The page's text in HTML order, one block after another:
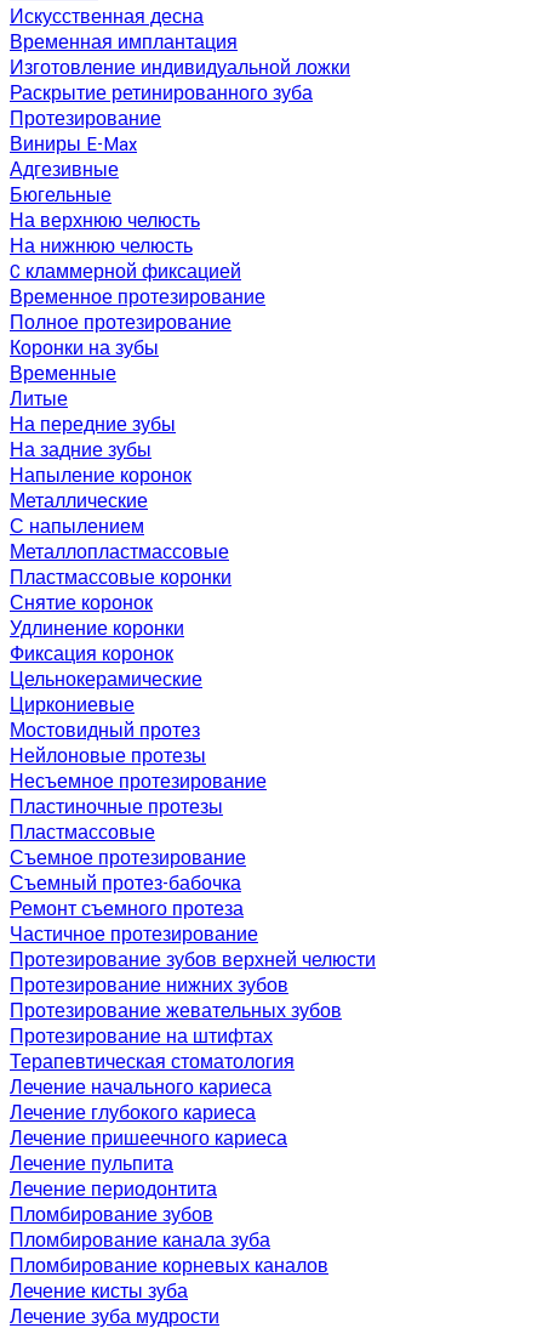
Искусственная десна
Временная имплантация
Изготовление индивидуальной ложки
Раскрытие ретинированного зуба
Протезирование
Виниры E-Max
Адгезивные
Бюгельные
На верхнюю челюсть
На нижнюю челюсть
C кламмерной фиксацией
Временное протезирование
Полное протезирование
Коронки на зубы
Временные
Литые
На передние зубы
На задние зубы
Напыление коронок
Металлические
С напылением
Металлопластмассовые
Пластмассовые коронки
Снятие коронок
Удлинение коронки
Фиксация коронок
Цельнокерамические
Циркониевые
Мостовидный протез
Нейлоновые протезы
Несъемное протезирование
Пластиночные протезы
Пластмассовые
Съемное протезирование
Съемный протез-бабочка
Ремонт съемного протеза
Частичное протезирование
Протезирование зубов верхней челюсти
Протезирование нижних зубов
Протезирование жевательных зубов
Протезирование на штифтах
Терапевтическая стоматология
Лечение начального кариеса
Лечение глубокого кариеса
Лечение пришеечного кариеса
Лечение пульпита
Лечение периодонтита
Пломбирование зубов
Пломбирование канала зуба
Пломбирование корневых каналов
Лечение кисты зуба
Лечение зуба мудрости